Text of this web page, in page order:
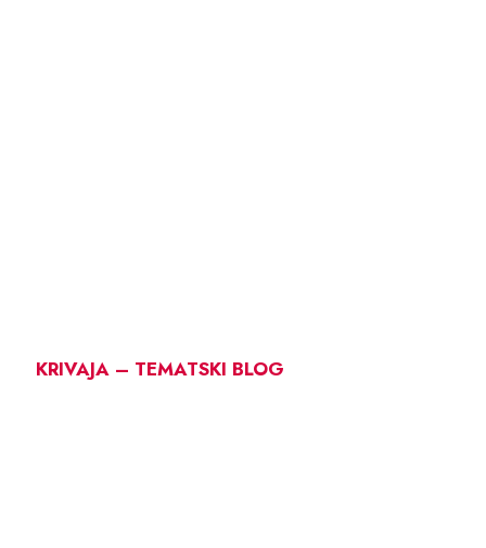
KRIVAJA – TEMATSKI BLOG